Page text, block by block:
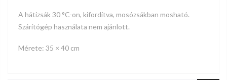
A hátizsák 30 °C-on, kifordítva, mosózsákban mosható.
Szárítógép használata nem ajánlott.
Mérete: 35 × 40 cm